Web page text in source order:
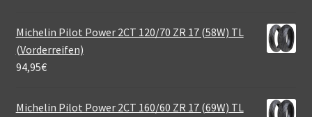
Michelin Pilot Power 2CT 120/70 ZR 17 (58W) TL
(Vorderreifen)
94,95€
Michelin Pilot Power 2CT 160/60 ZR 17 (69W) TL